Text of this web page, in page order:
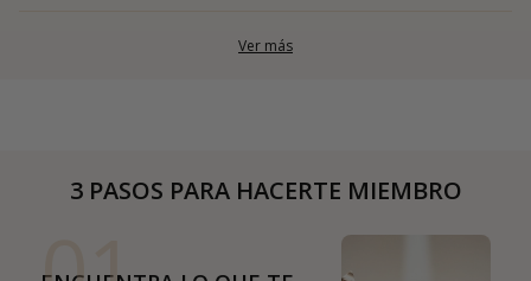
Ver más
3 PASOS PARA HACERTE MIEMBRO